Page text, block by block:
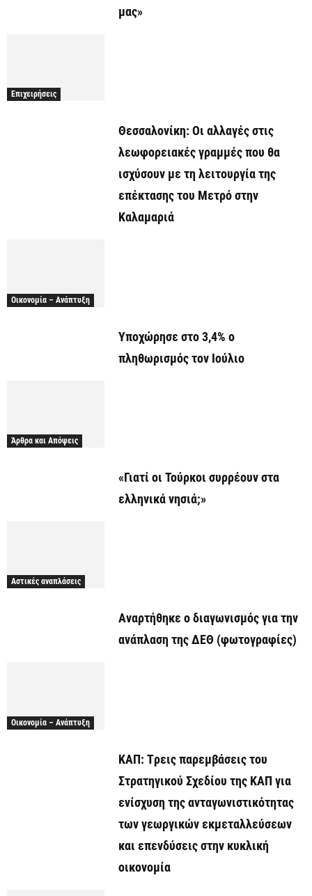
μας»
Επιχειρήσεις
Θεσσαλονίκη: Οι αλλαγές στις
λεωφορειακές γραμμές που θα
ισχύσουν με τη λειτουργία της
επέκτασης του Μετρό στην
Καλαμαριά
Οικονομία – Ανάπτυξη
Υποχώρησε στο 3,4% ο
πληθωρισμός τον Ιούλιο
Άρθρα και Απόψεις
«Γιατί οι Τούρκοι συρρέουν στα
ελληνικά νησιά;»
Αστικές αναπλάσεις
Αναρτήθηκε o διαγωνισμός για την
ανάπλαση της ΔΕΘ (φωτογραφίες)
Οικονομία – Ανάπτυξη
ΚΑΠ: Tρεις παρεμβάσεις του
Στρατηγικού Σχεδίου της ΚΑΠ για
ενίσχυση της ανταγωνιστικότητας
των γεωργικών εκμεταλλεύσεων
και επενδύσεις στην κυκλική
οικονομία